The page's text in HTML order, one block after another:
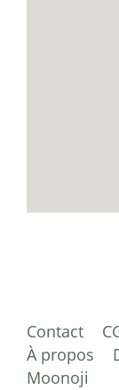
Contact
À propos
Moonoji